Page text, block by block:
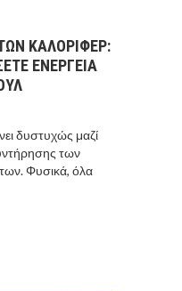
ΚΑΛΟΡΙΦΕΡ:
ΕΝΕΡΓΕΙΑ
δυστυχώς μαζί
των
Φυσικά, όλα